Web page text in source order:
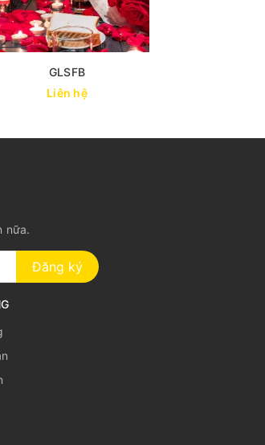
GLSFB
Liên hệ
nữa.
Đăng ký